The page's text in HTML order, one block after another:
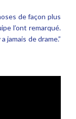
de façon plus
l’ont remarqué.
jamais de drame.”